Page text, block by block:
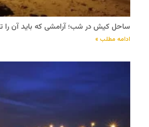
ساحل کیش در شب؛ آرامشی که باید آن را
ادامه مطلب »